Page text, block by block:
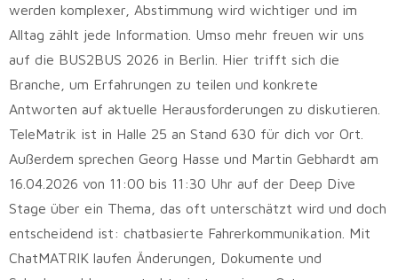
werden komplexer, Abstimmung wird wichtiger und im
Alltag zählt jede Information. Umso mehr freuen wir uns
auf die BUS2BUS 2026 in Berlin. Hier trifft sich die
Branche, um Erfahrungen zu teilen und konkrete
Antworten auf aktuelle Herausforderungen zu diskutieren.
TeleMatrik ist in Halle 25 an Stand 630 für dich vor Ort.
Außerdem sprechen Georg Hasse und Martin Gebhardt am
16.04.2026 von 11:00 bis 11:30 Uhr auf der Deep Dive
Stage über ein Thema, das oft unterschätzt wird und doch
entscheidend ist: chatbasierte Fahrerkommunikation. Mit
ChatMATRIK laufen Änderungen, Dokumente und